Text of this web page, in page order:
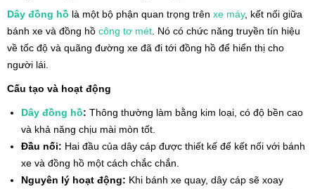
Dây đồng hồ là một bộ phận quan trọng trên xe máy, kết nối giữa
bánh xe và đồng hồ công tơ mét . Nó có chức năng truyền tín hiệu
về tốc độ và quãng đường xe đã đi tới đồng hồ để hiển thị cho
người lái.
Cấu tạo và hoạt động
Dây đồng hồ: Thông thường làm bằng kim loại, có độ bền cao
và khả năng chịu mài mòn tốt.
Đầu nối: Hai đầu của dây cáp được thiết kế để kết nối với bánh
xe và đồng hồ một cách chắc chắn.
Nguyên lý hoạt động: Khi bánh xe quay, dây cáp sẽ xoay